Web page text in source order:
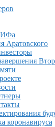
ИФа
Аратовского
коронавируса